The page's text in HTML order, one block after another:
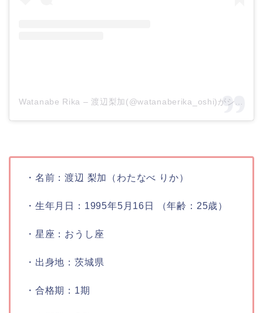
・名前：渡辺 梨加（わたなべ りか）
・生年月日： 1995年5月16日 （年齢：25歳）
・星座： おうし座
・出身地： 茨城県
・合格期： 1期